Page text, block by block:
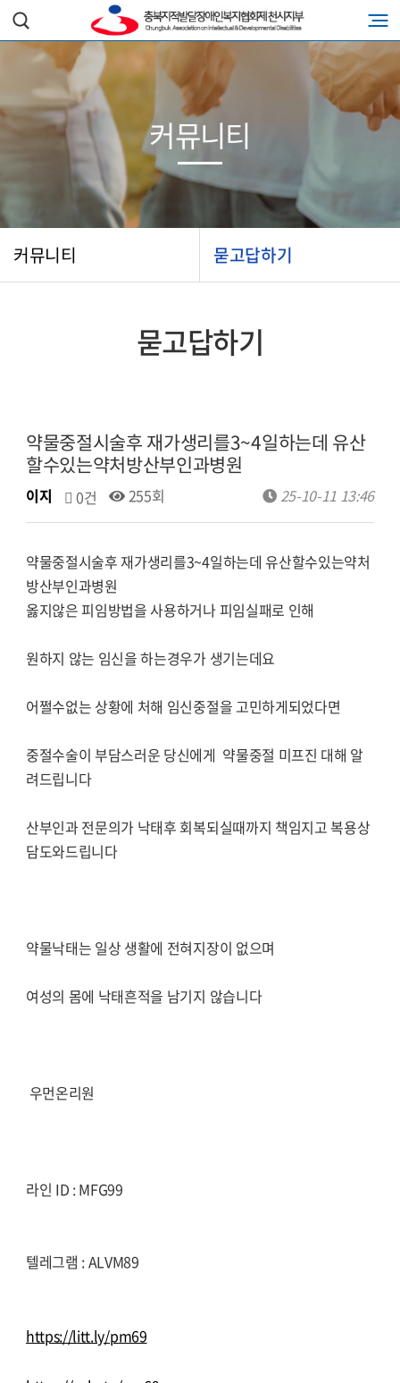
커뮤니티 묻고답하기
커뮤니티
묻고답하기
약물중절시술후 재가생리를3~4일하는데 유산
할수있는약처방산부인과병원
이지 0건 255회 25-10-11 13:46
약물중절시술후 재가생리를3~4일하는데 유산할수있는약처
방산부인과병원
옳지않은 피임방법을 사용하거나 피임실패로 인해
원하지 않는 임신을 하는경우가 생기는데요
어쩔수없는 상황에 처해 임신중절을 고민하게되었다면
중절수술이 부담스러운 당신에게 약물중절 미프진 대해 알
려드립니다
산부인과 전문의가 낙태후 회복되실때까지 책임지고 복용상
담도와드립니다
약물낙태는 일상 생활에 전혀지장이 없으며
여성의 몸에 낙태흔적을 남기지 않습니다
우먼온리원
라인 ID : MFG99
텔레그램 : ALVM89
https://litt.ly/pm69